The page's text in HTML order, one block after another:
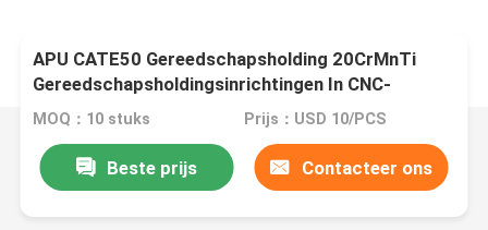
APU CATE50 Gereedschapsholding 20CrMnTi
Gereedschapsholdingsinrichtingen In CNC-
machines
MOQ：10 stuks Prijs：USD 10/PCS
Beste prijs Contacteer ons